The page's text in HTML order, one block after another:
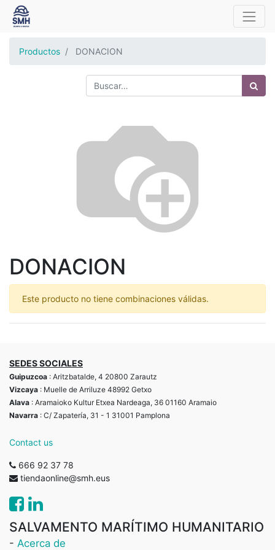
Productos DONACION
DONACION
Este producto no tiene combinaciones válidas.
SEDES SOCIALES
Guipuzcoa : Aritzbatalde, 4 20800 Zarautz
Vizcaya : Muelle de Arriluze 48992 Getxo
Alava : Aramaioko Kultur Etxea Nardeaga, 36 01160 Aramaio
Navarra : C/ Zapatería, 31 - 1 31001 Pamplona
Contact us
666 92 37 78
tiendaonline@smh.eus
SALVAMENTO MARÍTIMO HUMANITARIO
- Acerca de